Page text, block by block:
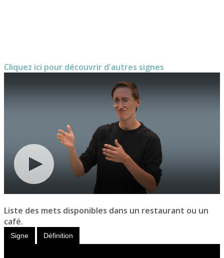
Cliquez ici pour découvrir d'autres signes
Liste des mets disponibles dans un restaurant ou un
café.
Signe Définition